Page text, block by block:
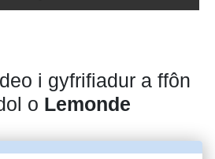
i gyfrifiadur a ffôn
o Lemonde